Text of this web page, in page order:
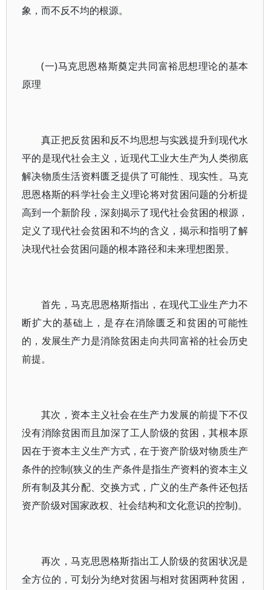
象，而不反不均的根源。
(一)马克思恩格斯奠定共同富裕思想理论的基本
原理
真正把反贫困和反不均思想与实践提升到现代水
平的是现代社会主义，近现代工业大生产为人类彻底
解决物质生活资料匮乏提供了可能性、现实性。马克
思恩格斯的科学社会主义理论将对贫困问题的分析提
高到一个新阶段，深刻揭示了现代社会贫困的根源，
定义了现代社会贫困和不均的含义，揭示和指明了解
决现代社会贫困问题的根本路径和未来理想图景。
首先，马克思恩格斯指出，在现代工业生产力不
断扩大的基础上，是存在消除匮乏和贫困的可能性
的，发展生产力是消除贫困走向共同富裕的社会历史
前提。
其次，资本主义社会在生产力发展的前提下不仅
没有消除贫困而且加深了工人阶级的贫困，其根本原
因在于资本主义生产方式，在于资产阶级对物质生产
条件的控制(狭义的生产条件是指生产资料的资本主义
所有制及其分配、交换方式，广义的生产条件还包括
资产阶级对国家政权、社会结构和文化意识的控制)。
再次，马克思恩格斯指出工人阶级的贫困状况是
全方位的，可划分为绝对贫困与相对贫困两种贫困，